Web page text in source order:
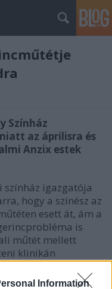
Information
Színház
az áprilisra és
Anzix estek
színház igazgatója
hogy a színész az
esett át, ám a
is
műtét mellett
klinikán
de
heteket vesz